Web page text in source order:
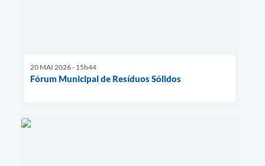
20 MAI 2026 - 15h44
Fórum Municipal de Resíduos Sólidos